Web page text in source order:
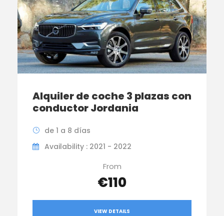
Alquiler de coche 3 plazas con
conductor Jordania
de 1 a 8 días
Availability : 2021 - 2022
From
€110
VIEW DETAILS